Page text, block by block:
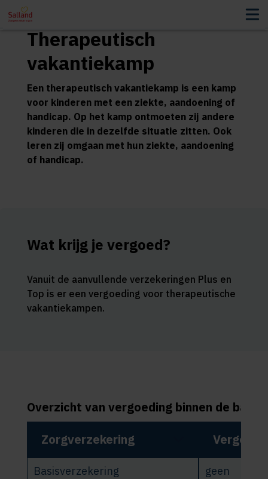
Therapeutisch
vakantiekamp
Een therapeutisch vakantiekamp is een kamp
voor kinderen met een ziekte, aandoening of
handicap. Op het kamp ontmoeten zij andere
kinderen die in dezelfde situatie zitten. Ook
leren zij omgaan met hun ziekte, aandoening
of handicap.
Wat krijg je vergoed?
Vanuit de aanvullende verzekeringen Plus en
Top is er een vergoeding voor therapeutische
vakantiekampen.
Overzicht van vergoeding binnen de
Zorgverzekering
Basisverzekering geen